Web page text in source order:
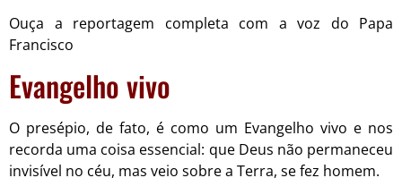
Ouça a reportagem completa com a voz do Papa
Francisco
Evangelho vivo
O presépio, de fato, é como um Evangelho vivo e nos
recorda uma coisa essencial: que Deus não permaneceu
invisível no céu, mas veio sobre a Terra, se fez homem.